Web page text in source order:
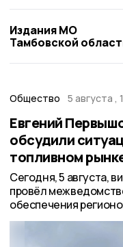
Издания МО
Тамбовской
Общество 5 августа ,
Евгений
обсудили
топливном
Сегодня, 5 августа,
провёл
обеспечения